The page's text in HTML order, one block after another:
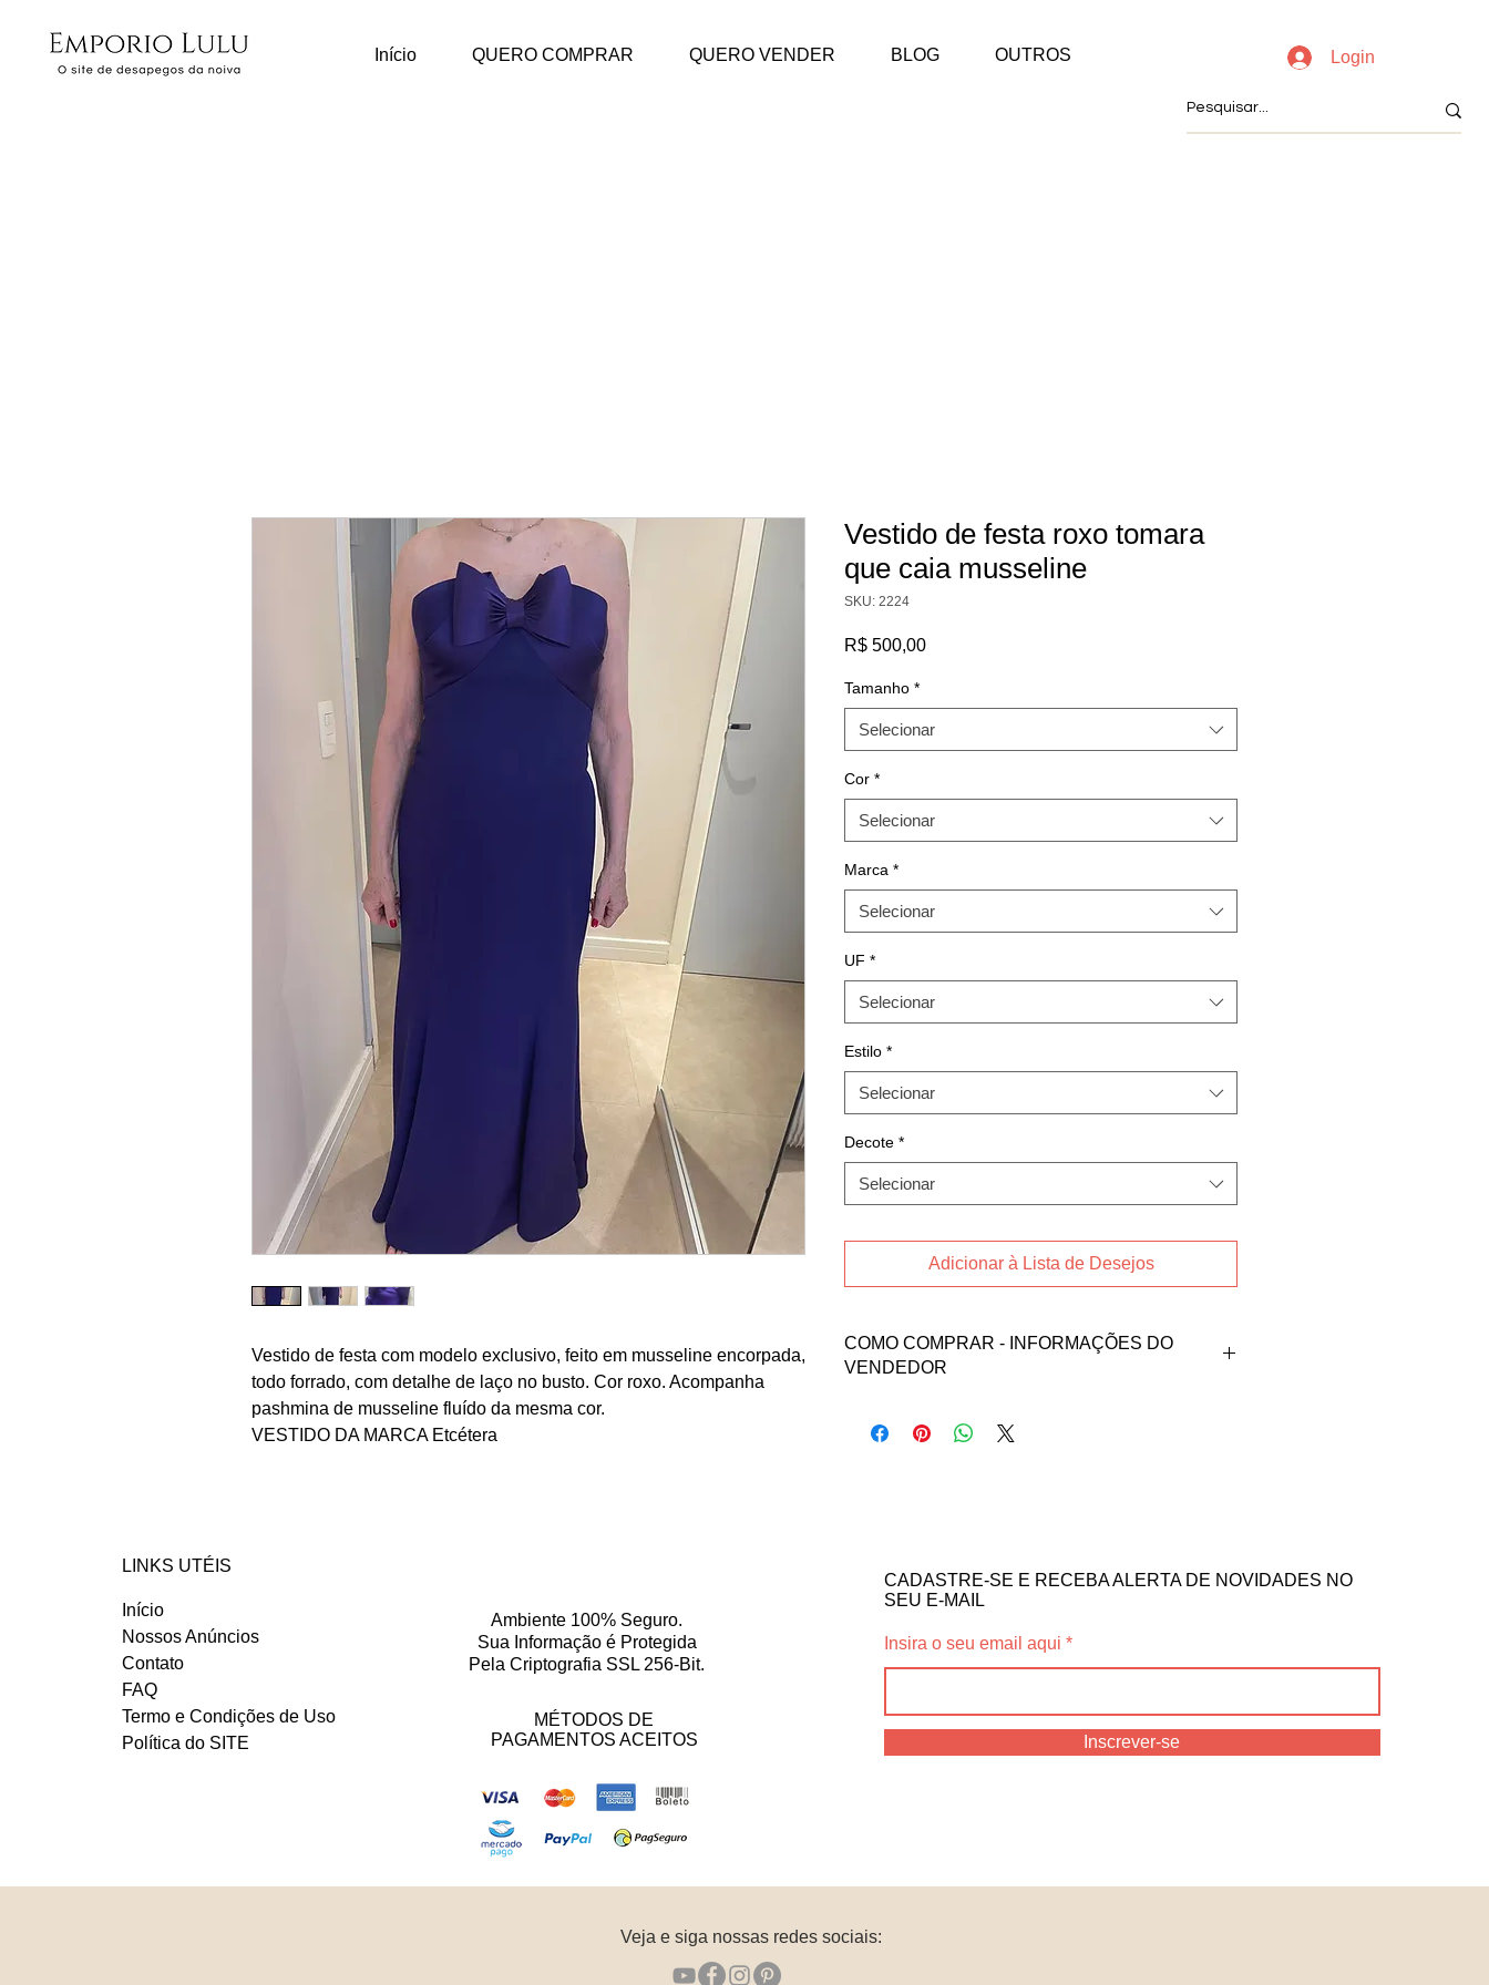
Início QUERO COMPRAR QUERO VENDER BLOG OUTROS Login
Vestido de festa com modelo exclusivo, feito em musseline encorpada,
todo forrado, com detalhe de laço no busto. Cor roxo. Acompanha
pashmina de musseline fluído da mesma cor.
VESTIDO DA MARCA Etcétera
Vestido de festa roxo tomara
que caia musseline
SKU: 2224
R$ 500,00Preço
Tamanho *
Selecionar
Cor *
Selecionar
Marca *
Selecionar
UF *
Selecionar
Estilo *
Selecionar
Decote *
Selecionar
Adicionar à Lista de Desejos
COMO COMPRAR - INFORMAÇÕES DO
VENDEDOR
a vendedora Nizia nos contatos abaixos:
LINKS UTÉIS
Início
Nossos Anúncios
Contato
FAQ
Termo e Condições de Uso
Política do SITE
Ambiente 100% Seguro.
Sua Informação é Protegida
Pela Criptografia SSL 256-Bit.
MÉTODOS DE
PAGAMENTOS ACEITOS
CADASTRE-SE E RECEBA ALERTA DE NOVIDADES NO
SEU E-MAIL
Insira o seu email aqui
Inscrever-se
Veja e siga nossas redes sociais: